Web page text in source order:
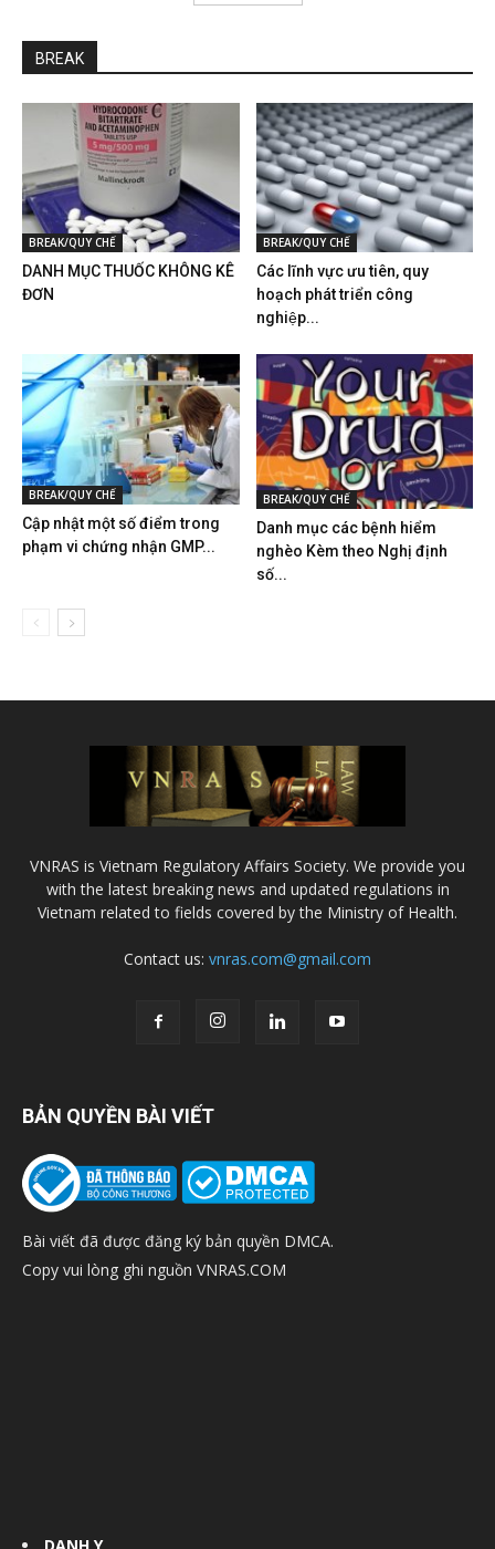
BREAK
BREAK/QUY CHẾ
DANH MỤC THUỐC KHÔNG KÊ
ĐƠN
BREAK/QUY CHẾ
Các lĩnh vực ưu tiên, quy
hoạch phát triển công
nghiệp...
BREAK/QUY CHẾ
Cập nhật một số điểm trong
phạm vi chứng nhận GMP...
BREAK/QUY CHẾ
Danh mục các bệnh hiểm
nghèo Kèm theo Nghị định
số...
VNRAS is Vietnam Regulatory Affairs Society. We provide you
with the latest breaking news and updated regulations in
Vietnam related to fields covered by the Ministry of Health.
Contact us: vnras.com@gmail.com
BẢN QUYỀN BÀI VIẾT
Bài viết đã được đăng ký bản quyền DMCA.
Copy vui lòng ghi nguồn VNRAS.COM